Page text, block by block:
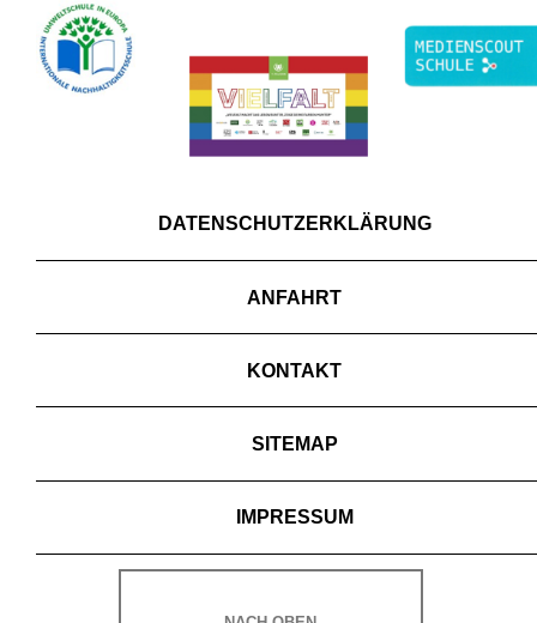
DATENSCHUTZERKLÄRUNG
ANFAHRT
KONTAKT
SITEMAP
IMPRESSUM